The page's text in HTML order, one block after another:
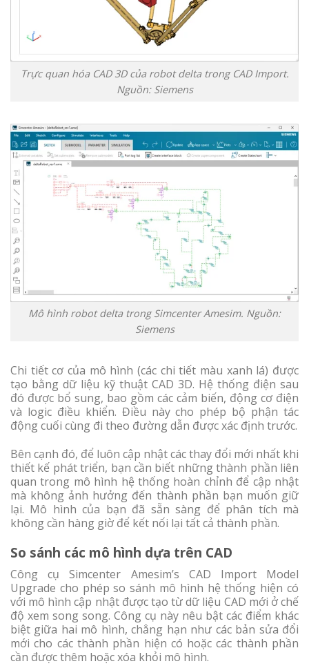
Trực quan hóa CAD 3D của robot delta trong CAD Import.
Nguồn: Siemens
Mô hình robot delta trong Simcenter Amesim. Nguồn:
Siemens
Chi tiết cơ của mô hình (các chi tiết màu xanh lá) được
tạo bằng dữ liệu kỹ thuật CAD 3D. Hệ thống điện sau
đó được bổ sung, bao gồm các cảm biến, động cơ điện
và logic điều khiển. Điều này cho phép bộ phận tác
động cuối cùng đi theo đường dẫn được xác định trước.
Bên cạnh đó, để luôn cập nhật các thay đổi mới nhất khi
thiết kế phát triển, bạn cần biết những thành phần liên
quan trong mô hình hệ thống hoàn chỉnh để cập nhật
mà không ảnh hưởng đến thành phần bạn muốn giữ
lại. Mô hình của bạn đã sẵn sàng để phân tích mà
không cần hàng giờ để kết nối lại tất cả thành phần.
So sánh các mô hình dựa trên CAD
Công cụ Simcenter Amesim’s CAD Import Model
Upgrade cho phép so sánh mô hình hệ thống hiện có
với mô hình cập nhật được tạo từ dữ liệu CAD mới ở chế
độ xem song song. Công cụ này nêu bật các điểm khác
biệt giữa hai mô hình, chẳng hạn như các bản sửa đổi
mới cho các thành phần hiện có hoặc các thành phần
cần được thêm hoặc xóa khỏi mô hình.